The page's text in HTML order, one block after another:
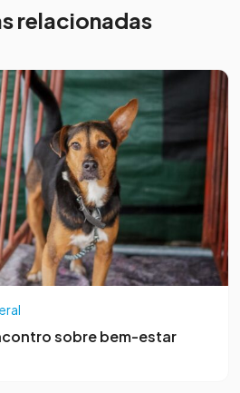
relacionadas
sobre bem-estar